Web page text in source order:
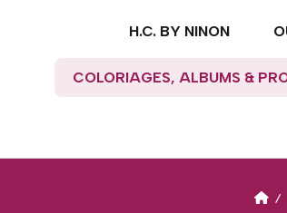
H.C. BY NINON
COLORIAGES, ALBUMS &